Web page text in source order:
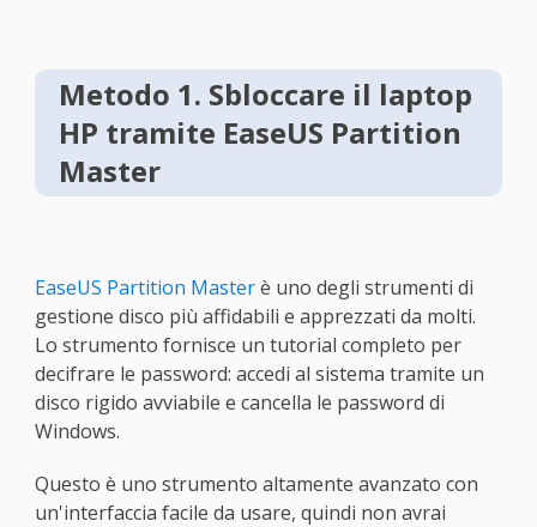
Metodo 1. Sbloccare il laptop
HP tramite EaseUS Partition
Master
EaseUS Partition Masterè uno degli strumenti di
gestione disco più affidabili e apprezzati da molti.
Lo strumento fornisce un tutorial completo per
decifrare le password: accedi al sistema tramite un
disco rigido avviabile e cancella le password di
Windows.
Questo è uno strumento altamente avanzato con
un'interfaccia facile da usare, quindi non avrai